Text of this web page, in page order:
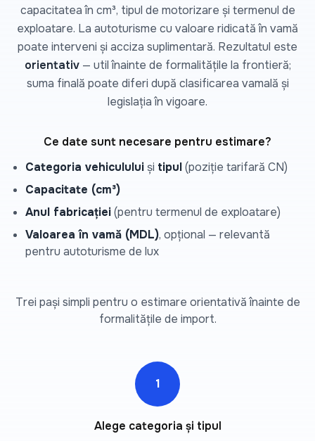
capacitatea în cm³, tipul de motorizare și termenul de
exploatare. La autoturisme cu valoare ridicată în vamă
poate interveni și acciza suplimentară. Rezultatul este
orientativ— util înainte de formalitățile la frontieră;
suma finală poate diferi după clasificarea vamală și
legislația în vigoare.
Ce date sunt necesare pentru estimare?
Categoria vehiculului și tipul(poziție tarifară CN)
Capacitate (cm³)
Anul fabricației(pentru termenul de exploatare)
Valoarea în vamă (MDL), opțional — relevantă
pentru autoturisme de lux
Trei pași simpli pentru o estimare orientativă înainte de
formalitățile de import.
1
Alege categoria și tipul